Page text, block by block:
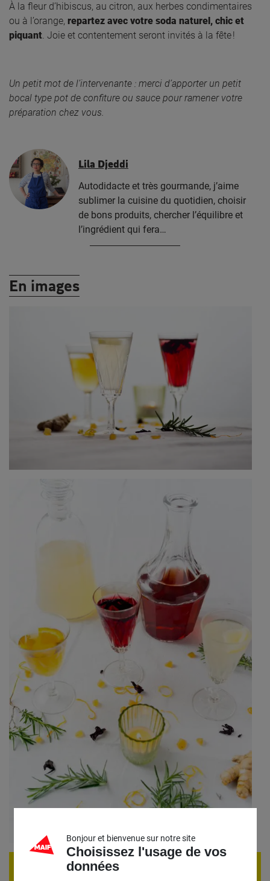
À la fleur d’hibiscus, au citron, aux herbes condimentaires
ou à l’orange, repartez avec votre soda naturel, chic et
piquant. Joie et contentement seront invités à la fête !
Un petit mot de l’intervenante : merci d’apporter un petit
bocal type pot de confiture ou sauce pour ramener votre
préparation chez vous.
Lila Djeddi
Autodidacte et très gourmande, j’aime
sublimer la cuisine du quotidien, choisir
de bons produits, chercher l’équilibre et
l’ingrédient qui fera…
En images
ÉVÈNEMENT TERMINÉ
Bonjour et bienvenue sur notre site
Choisissez l'usage de vos
données